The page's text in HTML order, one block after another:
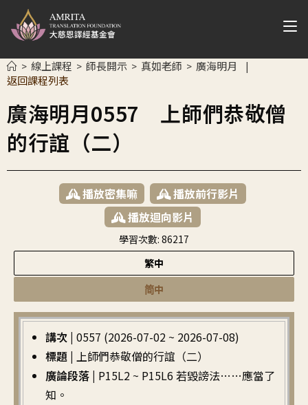
> 線上課程 > 師長開示 > 真如老師 > 廣海明月 |
返回課程列表
廣海明月0557 上師們恭敬僧
的行誼（二）
播放密集嘛
播放前行影片
播放迴向影片
學習次數: 86217
繁中
简中
講次 | 0557 (2026-07-02 ~ 2026-07-08)
標題 | 上師們恭敬僧的行誼（二）
廣論段落 | P15L2 ~ P15L6 若毀謗法……應當了
知。